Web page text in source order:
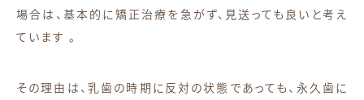
場合は、基本的に矯正治療を急がず、見送っても良いと考え
ています 。
その理由は、乳歯の時期に反対の状態であっても、永久歯に